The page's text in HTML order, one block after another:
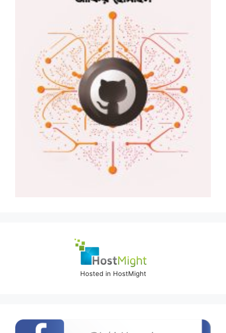
Hosted in HostMight